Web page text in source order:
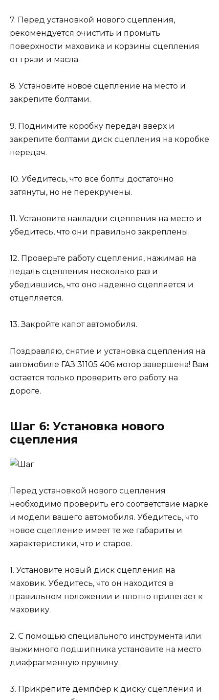
7. Перед установкой нового сцепления,
рекомендуется очистить и промыть
поверхности маховика и корзины сцепления
от грязи и масла.
8. Установите новое сцепление на место и
закрепите болтами.
9. Поднимите коробку передач вверх и
закрепите болтами диск сцепления на коробке
передач.
10. Убедитесь, что все болты достаточно
затянуты, но не перекручены.
11. Установите накладки сцепления на место и
убедитесь, что они правильно закреплены.
12. Проверьте работу сцепления, нажимая на
педаль сцепления несколько раз и
убедившись, что оно надежно сцепляется и
отцепляется.
13. Закройте капот автомобиля.
Поздравляю, снятие и установка сцепления на
автомобиле ГАЗ 31105 406 мотор завершена! Вам
остается только проверить его работу на
дороге.
Шаг 6: Установка нового
сцепления
Перед установкой нового сцепления
необходимо проверить его соответствие марке
и модели вашего автомобиля. Убедитесь, что
новое сцепление имеет те же габариты и
характеристики, что и старое.
1. Установите новый диск сцепления на
маховик. Убедитесь, что он находится в
правильном положении и плотно прилегает к
маховику.
2. С помощью специального инструмента или
выжимного подшипника установите на место
диафрагменную пружину.
3. Прикрепите демпфер к диску сцепления и